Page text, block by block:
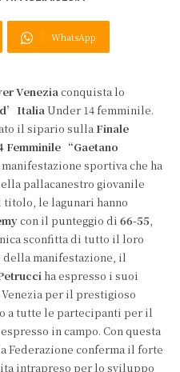
WhatsApp
Veneziaconquista lo
d’ItaliaUnder 14 femminile.
il sipario sulla Finale
Femminile “Gaetano
sportiva che ha
pallacanestro giovanile
le lagunari hanno
con il punteggio di 66-55,
sconfitta di tutto il loro
manifestazione, il
ha espresso i suoi
per il prestigioso
a tutte le partecipanti per il
in campo. Con questa
Federazione conferma il forte
intrapreso per lo sviluppo